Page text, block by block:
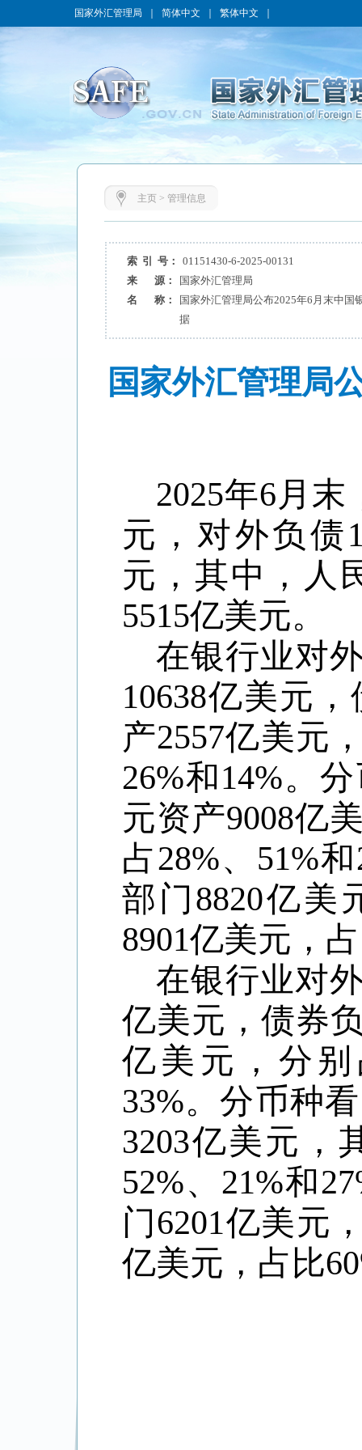
国家外汇管理局 简体中文 繁体中文
主页> 管理信息
索 引 号：
01151430-6-2025-00131
来 源：
国家外汇管理局
名 称：
国家外汇管理局公布2025年6月末中国
据
国家外汇管理局
2025年6月
元，对外负债
元，其中，人
5515亿美元。
在银行业对
10638亿美元
产2557亿美元
26%和14%。
元资产9008亿
占28%、51%
部门8820亿美
8901亿美元，
在银行业对
亿美元，债券
亿美元，分别
33%。分币种
3203亿美元，
52%、21%和
门6201亿美元
亿美元，占比